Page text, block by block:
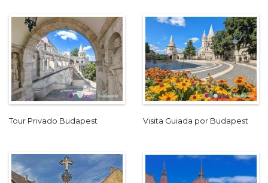
Tour Privado Budapest Visita Guiada por Budapest